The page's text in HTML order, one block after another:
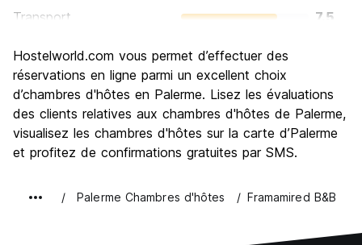
Transport
7.5
Culture
Sortir le soir / faire la fête
7.4
Bonnes affaires
8.2
Hostelworld.com vous permet d’effectuer des
réservations en ligne parmi un excellent choix
d’chambres d'hôtes en Palerme. Lisez les évaluations
des clients relatives aux chambres d'hôtes de Palerme,
visualisez les chambres d'hôtes sur la carte d’Palerme
et profitez de confirmations gratuites par SMS.
Palerme Chambres d'hôtes Framamired B&B